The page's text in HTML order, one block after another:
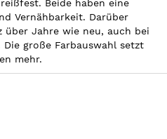
Beide haben eine
Vernähbarkeit. Darüber
Jahre wie neu, auch bei
große Farbauswahl setzt
mehr.